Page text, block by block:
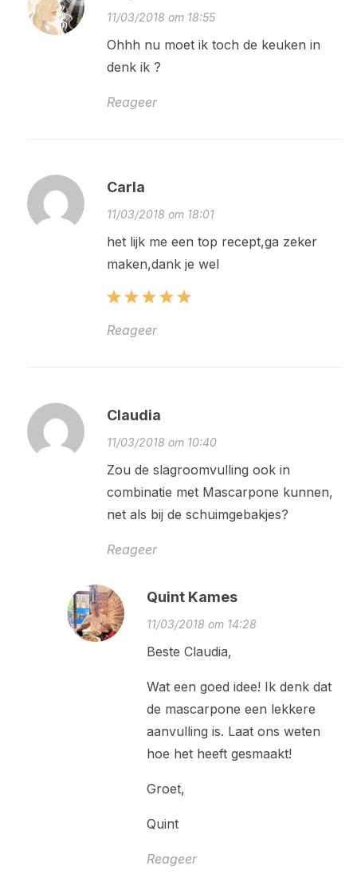
11/03/2018 om 18:55
Ohhh nu moet ik toch de keuken in
denk ik ?
Reageer
Carla
11/03/2018 om 18:01
het lijk me een top recept,ga zeker
maken,dank je wel
Reageer
Claudia
11/03/2018 om 10:40
Zou de slagroomvulling ook in
combinatie met Mascarpone kunnen,
net als bij de schuimgebakjes?
Reageer
Quint Kames
11/03/2018 om 14:28
Beste Claudia,
Wat een goed idee! Ik denk dat
de mascarpone een lekkere
aanvulling is. Laat ons weten
hoe het heeft gesmaakt!
Groet,
Quint
Reageer